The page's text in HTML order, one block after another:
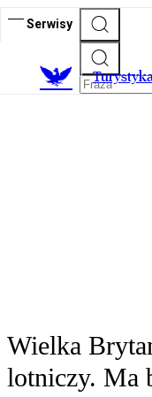
Serwisy
T
Wielka
lotniczy. Ma